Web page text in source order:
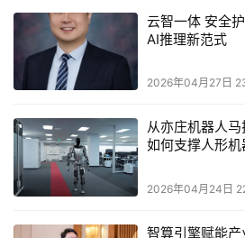
云智一体 安全
AI推理新范式
2026年04月27日
从亦庄机器人
如何支撑人形
2026年04月24日
智算引擎赋能